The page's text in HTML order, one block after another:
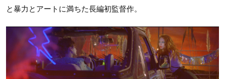
と暴力とアートに満ちた長編初監督作。